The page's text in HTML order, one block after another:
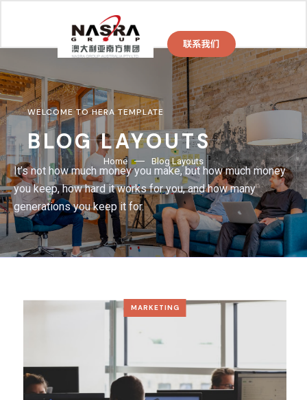
WELCOME TO HERA TEMPLATE
BLOG LAYOUTS
It’s not how much money you make, but how much money
you keep, how hard it works for you, and how many
generations you keep it for.
Home Blog Layouts
MARKETING